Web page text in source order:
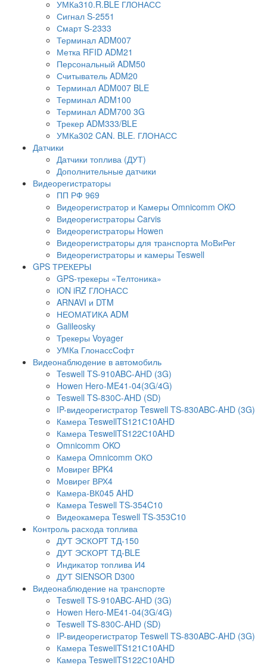
УМКа310.R.BLE ГЛОНАСС
Сигнал S-2551
Смарт S-2333
Терминал ADM007
Метка RFID ADM21
Персональный ADM50
Считыватель ADM20
Терминал ADM007 BLE
Терминал ADM100
Терминал ADM700 3G
Трекер ADM333/BLE
УМКа302 CAN. BLE. ГЛОНАСС
Датчики
Датчики топлива (ДУТ)
Дополнительные датчики
Видеорегистраторы
ПП РФ 969
Видеорегистратор и Камеры Omnicomm OKO
Видеорегистраторы Carvis
Видеорегистраторы Howen
Видеорегистраторы для транспорта МоВиРег
Видеорегистраторы и камеры Teswell
GPS ТРЕКЕРЫ
GPS-трекеры «Телтоника»
iON iRZ ГЛОНАСС
ARNAVI и DTM
НЕОМАТИКА ADM
Galileosky
Трекеры Voyager
УМКа ГлонассСофт
Видеонаблюдение в автомобиль
Teswell TS-910ABC-AHD (3G)
Howen Hero-ME41-04(3G/4G)
Teswell TS-830C-AHD (SD)
IP-видеорегистратор Teswell TS-830ABC-AHD (3G)
Камера TeswellTS121С10AHD
Камера TeswellTS122С10AHD
Omnicomm OKO
Камера Omnicomm ОКО
Мовирег BPK4
Мовирег ВРХ4
Камера-ВК045 AHD
Камера Teswell TS-354C10
Видеокамера Teswell TS-353C10
Контроль расхода топлива
ДУТ ЭСКОРТ ТД-150
ДУТ ЭСКОРТ ТД-BLE
Индикатор топлива И4
ДУТ SIENSOR D300
Видеонаблюдение на транспорте
Teswell TS-910ABC-AHD (3G)
Howen Hero-ME41-04(3G/4G)
Teswell TS-830C-AHD (SD)
IP-видеорегистратор Teswell TS-830ABC-AHD (3G)
Камера TeswellTS121С10AHD
Камера TeswellTS122С10AHD